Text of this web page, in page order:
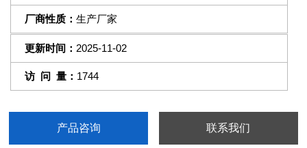
厂商性质：生产厂家
更新时间： 2025-11-02
访 问 量： 1744
产品咨询 联系我们